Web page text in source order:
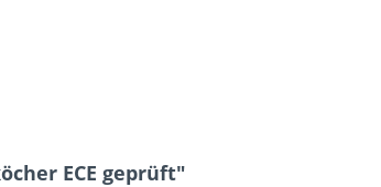
ECE geprüft"